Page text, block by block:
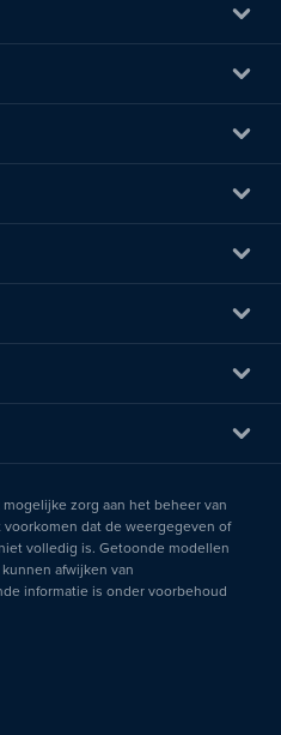
zorg aan het beheer van
dat de weergegeven of
volledig is. Getoonde modellen
afwijken van
informatie is onder voorbehoud